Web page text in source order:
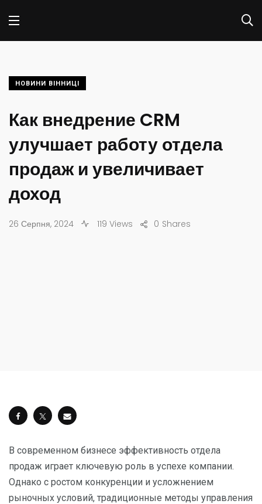
НОВИНИ ВІННИЦІ
Как внедрение CRM
улучшает работу отдела
продаж и увеличивает
доход
26 Серпня, 2024 119 Views Shares
0
В современном бизнесе эффективность отдела
продаж играет ключевую роль в успехе компании.
Однако с ростом конкуренции и усложнением
рыночных условий, традиционные методы управления